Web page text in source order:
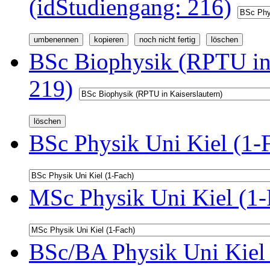
(idStudiengang: 216)
BSc Biophysik (RPTU
219)
BSc Physik Uni Kiel (1-
MSc Physik Uni Kiel
BSc/BA Physik Uni Kiel